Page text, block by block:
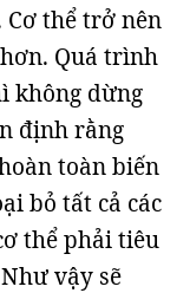
thể trở nên
Quá trình
không dừng
định rằng
toàn biến
bỏ tất cả các
thể phải tiêu
vậy sẽ